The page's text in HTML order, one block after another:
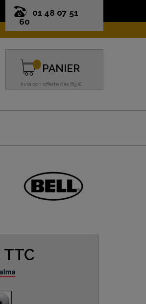
01 48 07 51
60
PANIER
livraison offerte dès 69 €
0
TTC